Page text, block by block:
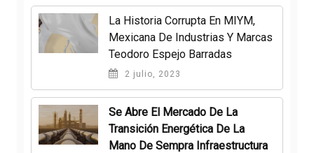
La Historia Corrupta En MIYM,
Mexicana De Industrias Y Marcas
Teodoro Espejo Barradas
2 julio, 2023
Se Abre El Mercado De La
Transición Energética De La
Mano De Sempra Infraestructura